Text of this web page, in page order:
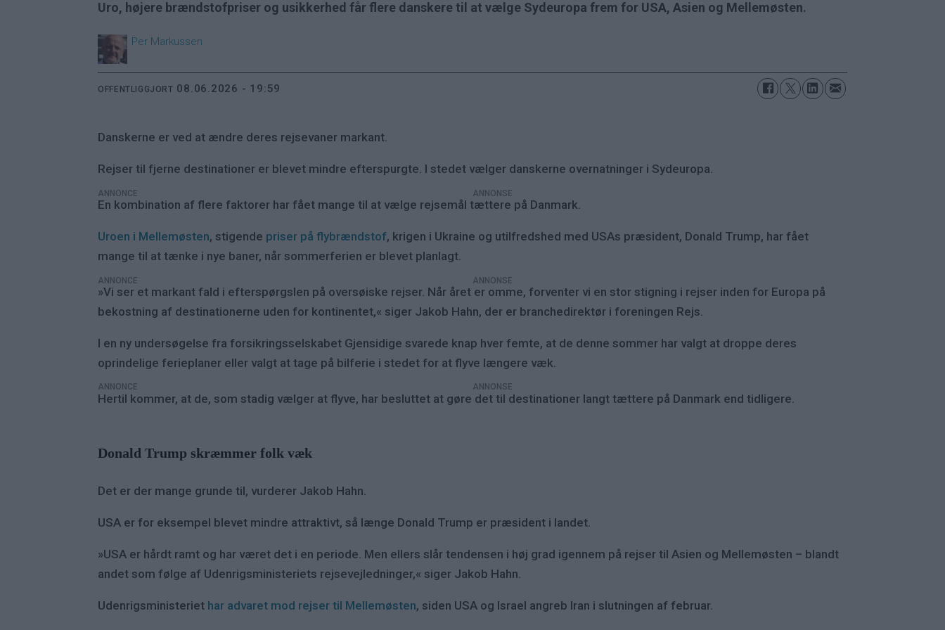
Uro, højere brændstofpriser og usikkerhed får flere danskere til at vælge Sydeuropa frem for USA, Asien og Mellemøsten.
Per Markussen
OFFENTLIGGJORT 08.06.2026 - 19:59
Danskerne er ved at ændre deres rejsevaner markant.
Rejser til fjerne destinationer er blevet mindre efterspurgte. I stedet vælger danskerne overnatninger i Sydeuropa.
ANNONCE
En kombination af flere faktorer har fået mange til at vælge rejsemål tættere på Danmark.
Uroen i Mellemøsten, stigende priser på flybrændstof, krigen i Ukraine og utilfredshed med USAs præsident, Donald Trump, har fået
mange til at tænke i nye baner, når sommerferien er blevet planlagt.
ANNONCE
»Vi ser et markant fald i efterspørgslen på oversøiske rejser. Når året er omme, forventer vi en stor stigning i rejser inden for Europa på
bekostning af destinationerne uden for kontinentet,« siger Jakob Hahn, der er branchedirektør i foreningen Rejs.
I en ny undersøgelse fra forsikringsselskabet Gjensidige svarede knap hver femte, at de denne sommer har valgt at droppe deres
oprindelige ferieplaner eller valgt at tage på bilferie i stedet for at flyve længere væk.
ANNONCE
Hertil kommer, at de, som stadig vælger at flyve, har besluttet at gøre det til destinationer langt tættere på Danmark end tidligere.
Donald Trump skræmmer folk væk
Det er der mange grunde til, vurderer Jakob Hahn.
USA er for eksempel blevet mindre attraktivt, så længe Donald Trump er præsident i landet.
»USA er hårdt ramt og har været det i en periode. Men ellers slår tendensen i høj grad igennem på rejser til Asien og Mellemøsten – blandt
andet som følge af Udenrigsministeriets rejsevejledninger,« siger Jakob Hahn.
Udenrigsministeriet har advaret mod rejser til Mellemøsten, siden USA og Israel angreb Iran i slutningen af februar.